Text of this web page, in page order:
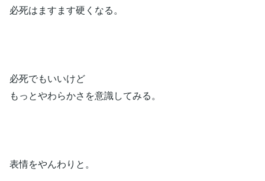
必死はますます硬くなる。
必死でもいいけど
もっとやわらかさを意識してみる。
表情をやんわりと。